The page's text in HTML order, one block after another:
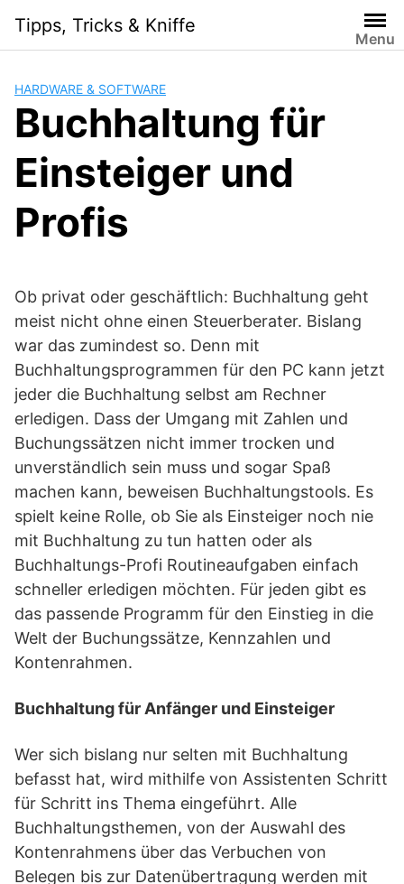
content
Tipps, Tricks & Kniffe
Menu
HARDWARE & SOFTWARE
Buchhaltung für
Einsteiger und
Profis
Ob privat oder geschäftlich: Buchhaltung geht
meist nicht ohne einen Steuerberater. Bislang
war das zumindest so. Denn mit
Buchhaltungsprogrammen für den PC kann jetzt
jeder die Buchhaltung selbst am Rechner
erledigen. Dass der Umgang mit Zahlen und
Buchungssätzen nicht immer trocken und
unverständlich sein muss und sogar Spaß
machen kann, beweisen Buchhaltungstools. Es
spielt keine Rolle, ob Sie als Einsteiger noch nie
mit Buchhaltung zu tun hatten oder als
Buchhaltungs-Profi Routineaufgaben einfach
schneller erledigen möchten. Für jeden gibt es
das passende Programm für den Einstieg in die
Welt der Buchungssätze, Kennzahlen und
Kontenrahmen.
Buchhaltung für Anfänger und Einsteiger
Wer sich bislang nur selten mit Buchhaltung
befasst hat, wird mithilfe von Assistenten Schritt
für Schritt ins Thema eingeführt. Alle
Buchhaltungsthemen, von der Auswahl des
Kontenrahmens über das Verbuchen von
Belegen bis zur Datenübertragung werden mit